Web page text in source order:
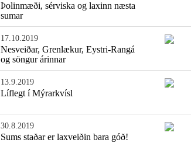
Þolinmæði, sérviska og laxinn næsta
sumar
17.10.2019
Nesveiðar, Grenlækur, Eystri-Rangá
og söngur árinnar
13.9.2019
Líflegt í Mýrarkvísl
30.8.2019
Sums staðar er laxveiðin bara góð!